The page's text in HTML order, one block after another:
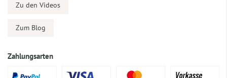
Zu den Videos
Zum Blog
Zahlungsarten